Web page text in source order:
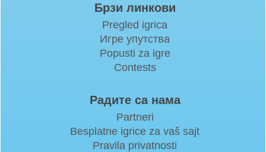
Брзи линкови
Pregled igrica
Игре упутства
Popusti za igre
Contests
Радите са нама
Partneri
Besplatne igrice za vaš sajt
Pravila privatnosti